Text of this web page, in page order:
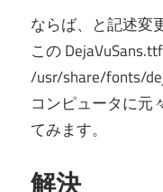
ならば、と記述変
この
/usr/share/fonts/
コンピュータに元
てみます。
解決